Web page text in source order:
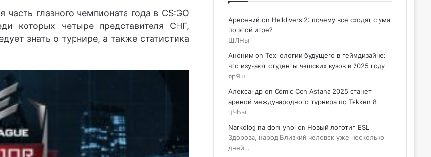
главного чемпионата года в CS:GO
которых четыре представителя СНГ,
знать о турнире, а также статистика
Аресений on Helldivers 2: почему все сходят с ума
по этой игре?
ЩЛНы
Аноним on Технологии будущего в геймдизайне:
что изучают студенты чешских вузов в 2025 году
ярЯш
Александр on Comic Con Astana 2025 станет
ареной международного турнира по Tekken 8
цЧЬы
Narkolog na dom_ynol on Новый логотип ESL
Здорова, народ Близкий человек уже несколько
дней…